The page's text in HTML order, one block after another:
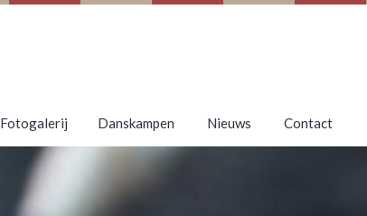
Fotogalerij Danskampen Nieuws Contact